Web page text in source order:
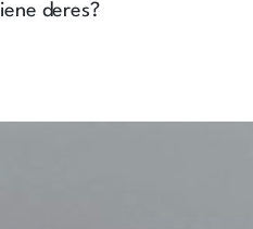
deres?